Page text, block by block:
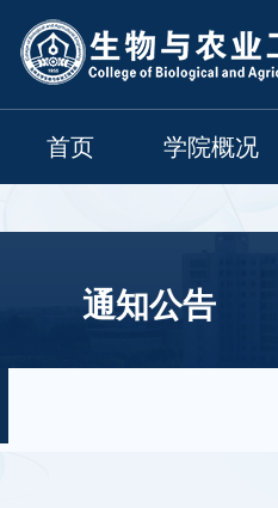
首页 学院概况
通知公告